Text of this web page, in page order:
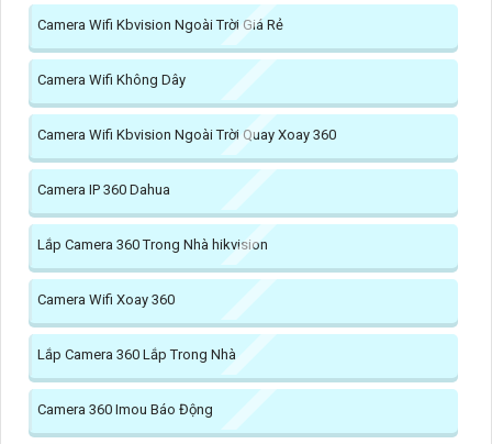
Camera Wifi Kbvision Ngoài Trời Giá Rẻ
Camera Wifi Không Dây
Camera Wifi Kbvision Ngoài Trời Quay Xoay 360
Camera IP 360 Dahua
Lắp Camera 360 Trong Nhà hikvision
Camera Wifi Xoay 360
Lắp Camera 360 Lắp Trong Nhà
Camera 360 Imou Báo Động